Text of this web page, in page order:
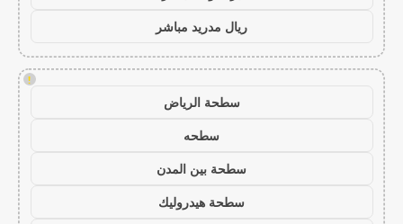
ريال مدريد مباشر
!
سطحة الرياض
سطحه
سطحة بين المدن
سطحة هيدروليك